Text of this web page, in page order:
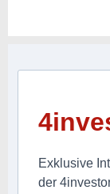
Exklusive
der